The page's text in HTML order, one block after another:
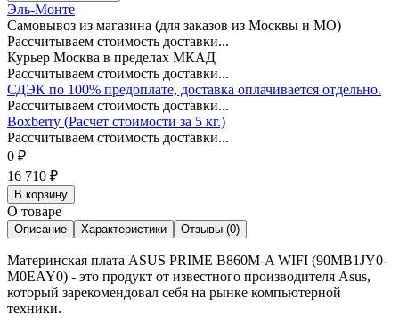
Эль-Монте
Самовывоз из магазина (для заказов из Москвы и МО)
Рассчитываем стоимость доставки...
Курьер Москва в пределах МКАД
Рассчитываем стоимость доставки...
СДЭК по 100% предоплате, доставка оплачивается отдельно.
Рассчитываем стоимость доставки...
Boxberry (Расчет стоимости за 5 кг.)
Рассчитываем стоимость доставки...
0 ₽
16 710 ₽
В корзину
О товаре
Описание Характеристики Отзывы (0)
Материнская плата ASUS PRIME B860M-A WIFI (90MB1JY0-
M0EAY0) - это продукт от известного производителя Asus,
который зарекомендовал себя на рынке компьютерной
техники.